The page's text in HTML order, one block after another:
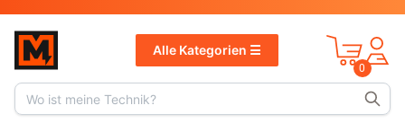
Alle Kategorien ☰
0